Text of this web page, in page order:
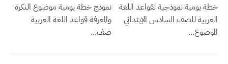
خطة يومية نموذجية لقواعد اللغة
العربية للصف السادس الإبتدائي
الموضوع...
نموذج خطة يومية موضوع النكرة
والمعرفة قواعد اللغة العربية
صف...